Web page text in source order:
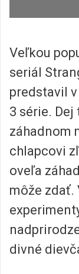
Veľkou
seriál
predstavil
3 série.
záhadnom
chlapcovi
oveľa
môže zdať.
divné